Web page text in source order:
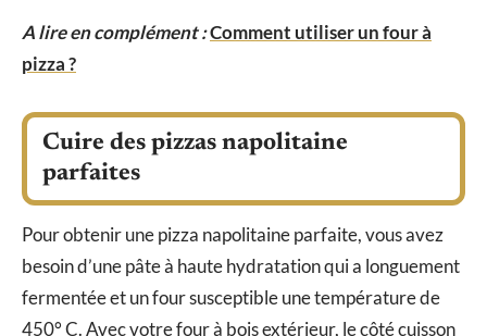
A lire en complément :Comment utiliser un four à
pizza ?
Cuire des pizzas napolitaine
parfaites
Pour obtenir une pizza napolitaine parfaite, vous avez
besoin d’une pâte à haute hydratation qui a longuement
fermentée et un four susceptible une température de
450° C. Avec votre four à bois extérieur, le côté cuisson